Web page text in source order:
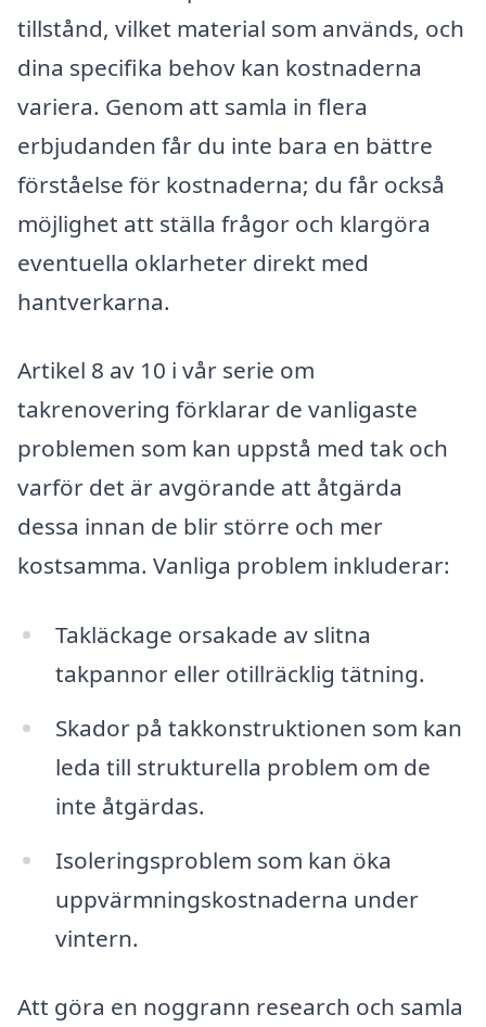
tillstånd, vilket material som används, och
dina specifika behov kan kostnaderna
variera. Genom att samla in flera
erbjudanden får du inte bara en bättre
förståelse för kostnaderna; du får också
möjlighet att ställa frågor och klargöra
eventuella oklarheter direkt med
hantverkarna.
Artikel 8 av 10 i vår serie om
takrenovering förklarar de vanligaste
problemen som kan uppstå med tak och
varför det är avgörande att åtgärda
dessa innan de blir större och mer
kostsamma. Vanliga problem inkluderar:
Takläckage orsakade av slitna
takpannor eller otillräcklig tätning.
Skador på takkonstruktionen som kan
leda till strukturella problem om de
inte åtgärdas.
Isoleringsproblem som kan öka
uppvärmningskostnaderna under
vintern.
Att göra en noggrann research och samla